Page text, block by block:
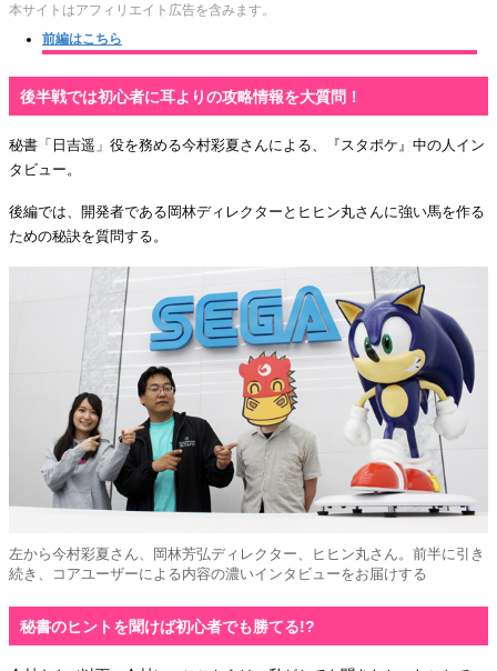
本サイトはアフィリエイト広告を含みます。
前編はこちら
後半戦では初心者に耳よりの攻略情報を大質問！
秘書「日吉遥」役を務める今村彩夏さんによる、『スタポケ』中の人イン
タビュー。
後編では、開発者である岡林ディレクターとヒヒン丸さんに強い馬を作る
ための秘訣を質問する。
左から今村彩夏さん、岡林芳弘ディレクター、ヒヒン丸さん。前半に引き
続き、コアユーザーによる内容の濃いインタビューをお届けする
秘書のヒントを聞けば初心者でも勝てる!?